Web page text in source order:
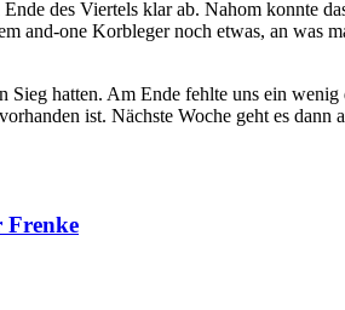
des Viertels klar ab. Nahom konnte
and-one Korbleger noch etwas, an
hatten. Am Ende fehlte uns ein
ist. Nächste Woche geht es
Frenke